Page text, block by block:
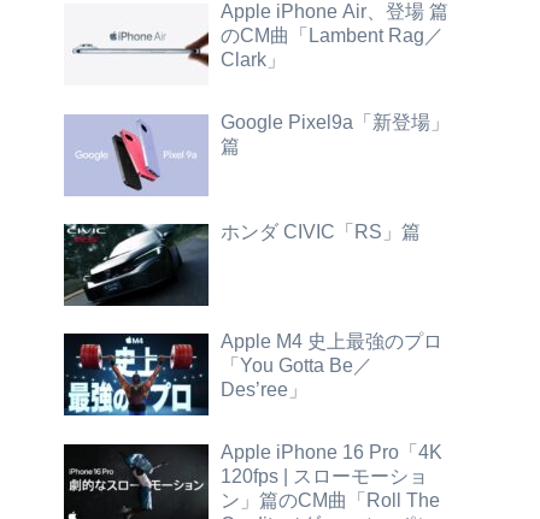
Apple iPhone Air、登場 篇
のCM曲「Lambent Rag／
Clark」
Google Pixel9a「新登場」
篇
ホンダ CIVIC「RS」篇
Apple M4 史上最強のプロ
「You Gotta Be／
Des’ree」
Apple iPhone 16 Pro「4K
120fps | スローモーショ
ン」篇のCM曲「Roll The